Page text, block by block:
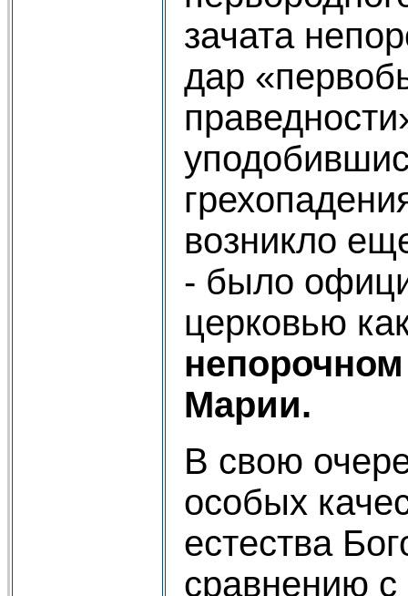
зачата
дар
возникло
- было
церковью
Марии.
В свою
особых
естества
сравнению